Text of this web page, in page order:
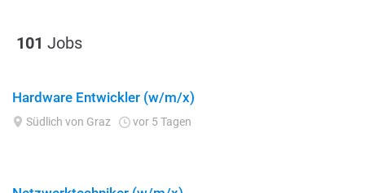
101 Jobs
Hardware Entwickler (w/m/x)
Südlich von Graz vor 5 Tagen